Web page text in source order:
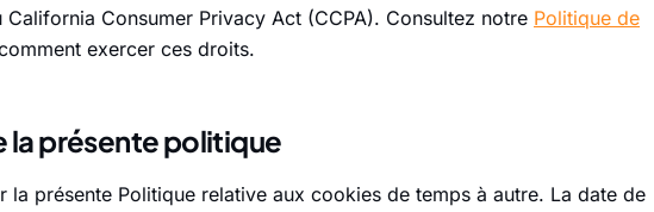
Consumer Privacy Act (CCPA). Consultez notre Politique de
exercer ces droits.
la présente politique
la présente Politique relative aux cookies de temps à autre. La date de